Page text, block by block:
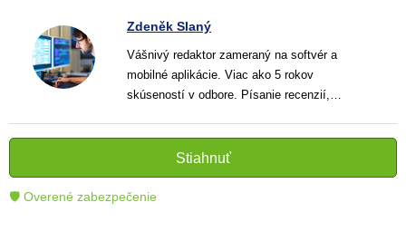
Zdeněk Slaný
Vášnivý redaktor zameraný na softvér a
mobilné aplikácie. Viac ako 5 rokov
skúseností v odbore. Písanie recenzií,
informatívnych textov, ktoré pomáhajú
čitateľom lepšie porozumieť a využiť moderné
technológie.
Stiahnuť
🛡 Overené zabezpečenie